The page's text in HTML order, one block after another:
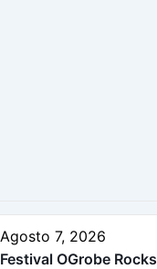
Agosto 7, 2026
Festival OGrobe Rocks